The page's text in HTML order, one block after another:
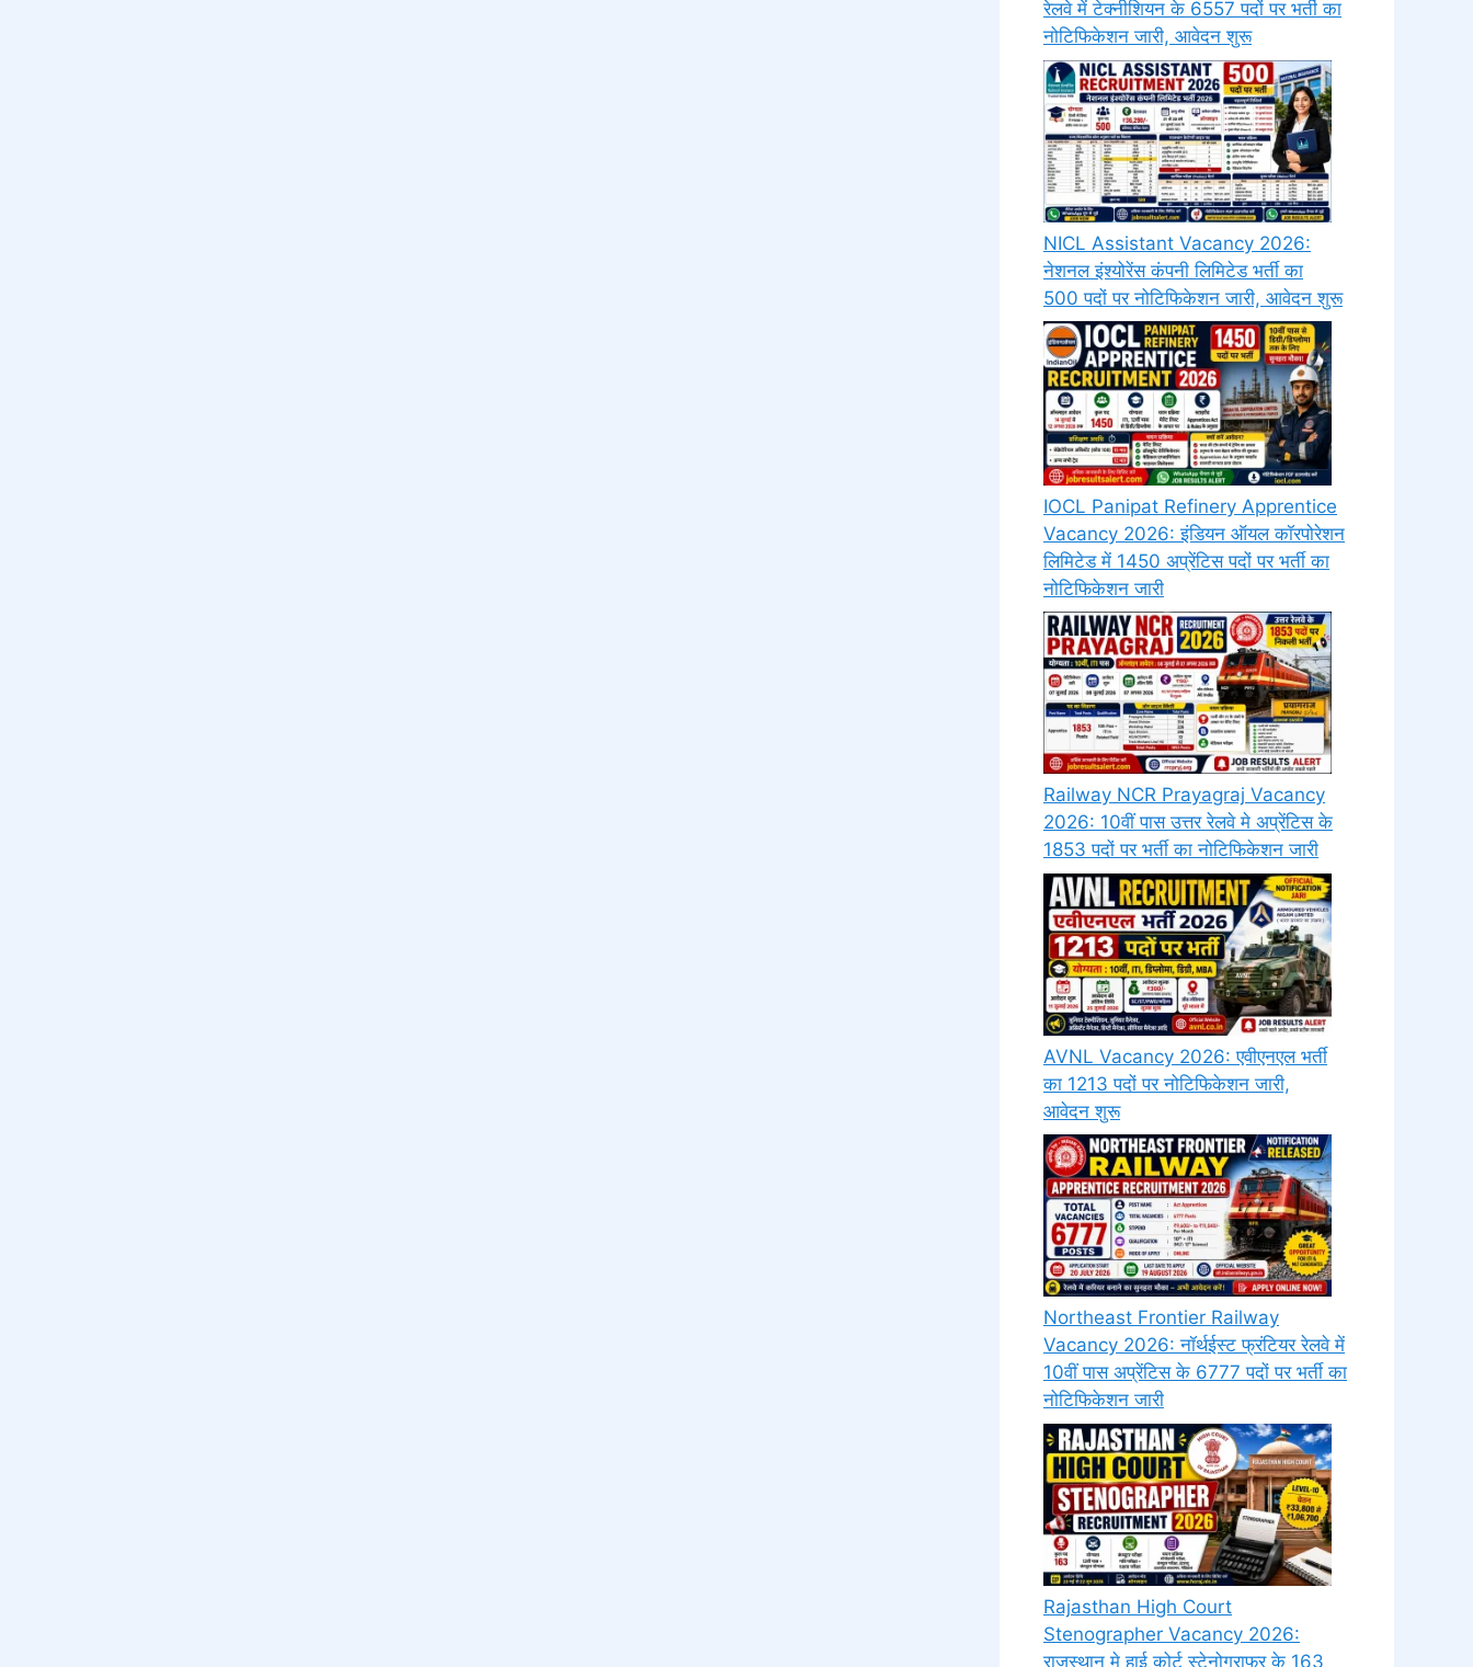
रेलवे में टेक्नीशियन के 6557 पदों पर भर्ती का
नोटिफिकेशन जारी, आवेदन शुरू
NICL Assistant Vacancy 2026:
नेशनल इंश्योरेंस कंपनी लिमिटेड भर्ती का
500 पदों पर नोटिफिकेशन जारी, आवेदन शुरू
IOCL Panipat Refinery Apprentice
Vacancy 2026: इंडियन ऑयल कॉरपोरेशन
लिमिटेड में 1450 अप्रेंटिस पदों पर भर्ती का
नोटिफिकेशन जारी
Railway NCR Prayagraj Vacancy
2026: 10वीं पास उत्तर रेलवे मे अप्रेंटिस के
1853 पदों पर भर्ती का नोटिफिकेशन जारी
AVNL Vacancy 2026: एवीएनएल भर्ती
का 1213 पदों पर नोटिफिकेशन जारी,
आवेदन शुरू
Northeast Frontier Railway
Vacancy 2026: नॉर्थईस्ट फ्रंटियर रेलवे में
10वीं पास अप्रेंटिस के 6777 पदों पर भर्ती का
नोटिफिकेशन जारी
Rajasthan High Court
Stenographer Vacancy 2026:
राजस्थान मे हाई कोर्ट स्टेनोग्राफर के 163